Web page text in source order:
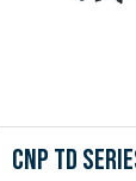
CNP TD